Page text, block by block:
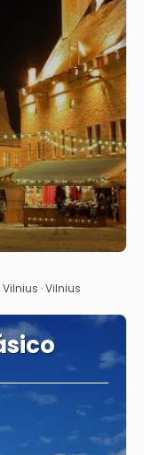
Vilnius · Vilnius